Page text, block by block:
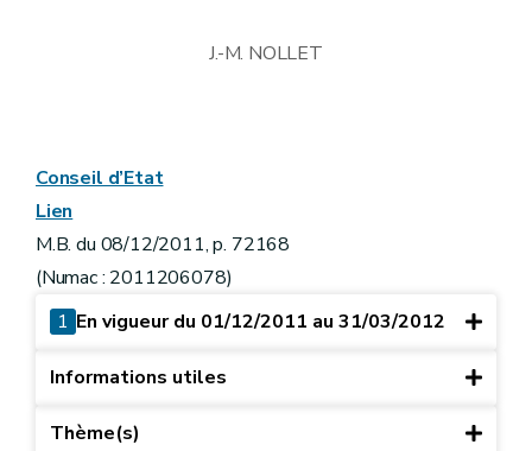
J.-M. NOLLET
Conseil d’Etat
Lien
M.B. du 08/12/2011, p. 72168
(Numac : 2011206078)
1 En vigueur du 01/12/2011 au 31/03/2012
Informations utiles
Thème(s)